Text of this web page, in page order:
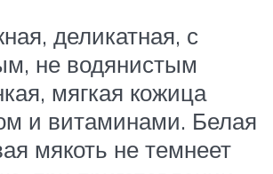
деликатная, с
не водянистым
мягкая кожица
и витаминами. Белая
мякоть не темнеет